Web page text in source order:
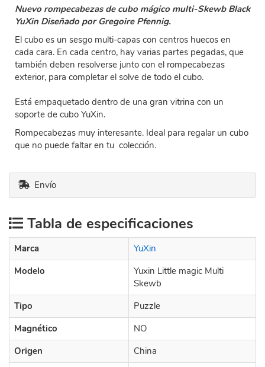
Nuevo rompecabezas de cubo mágico multi-Skewb Black
YuXin Diseñado por Gregoire Pfennig.
El cubo es un sesgo multi-capas con centros huecos en
cada cara. En cada centro, hay varias partes pegadas, que
también deben resolverse junto con el rompecabezas
exterior, para completar el solve de todo el cubo.
Está empaquetado dentro de una gran vitrina con un
soporte de cubo YuXin.
Rompecabezas muy interesante. Ideal para regalar un cubo
que no puede faltar en tu colección.
Envío
Tabla de especificaciones
Marca
YuXin
Modelo
Yuxin Little magic Multi
Skewb
Tipo
Puzzle
Magnético
NO
Origen
China